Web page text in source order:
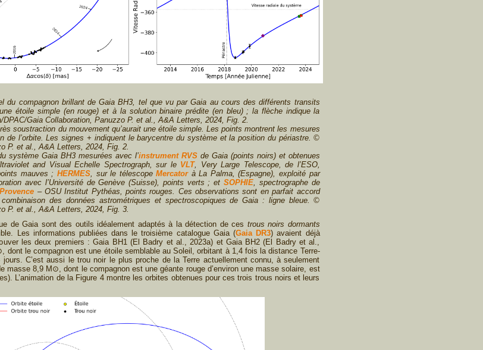
du compagnon brillant de Gaia BH3, tel que vu par Gaia au cours des différents transits
étoile simple (en rouge) et à la solution binaire prédite (en bleu) ; la flèche indique la
Gaia Collaboration, Panuzzo P. et al., A&A Letters, 2024, Fig. 2.
soustraction du mouvement qu’aurait une étoile simple. Les points montrent les mesures
de l’orbite. Les signes + indiquent le barycentre du système et la position du périastre. ©
P. et al., A&A Letters, 2024, Fig. 2.
système Gaia BH3 mesurées avec l’instrument RVSde Gaia (points noirs) et obtenues
and Visual Echelle Spectrograph, sur le VLT, Very Large Telescope, de l’ESO,
mauves ; HERMES, sur le télescopeMercatorà La Palma, (Espagne), exploité par
avec l’Université de Genève (Suisse), points verts ; et SOPHIE, spectrographe de
– OSU Institut Pythéas, points rouges. Ces observations sont en parfait accord
des données astrométriques et spectroscopiques de Gaia : ligne bleue. ©
P. et al., A&A Letters, 2024, Fig. 3.
de Gaia sont des outils idéalement adaptés à la détection de ces trous noirs dormants
Les informations publiées dans le troisième catalogue Gaia (Gaia DR3) avaient déjà
les deux premiers : Gaia BH1 (El Badry et al., 2023a) et Gaia BH2 (El Badry et al.,
dont le compagnon est une étoile semblable au Soleil, orbitant à 1,4 fois la distance Terre-
C’est aussi le trou noir le plus proche de la Terre actuellement connu, à seulement
masse 8,9 M⊙, dont le compagnon est une géante rouge d’environ une masse solaire, est
L’animation de la Figure 4 montre les orbites obtenues pour ces trois trous noirs et leurs